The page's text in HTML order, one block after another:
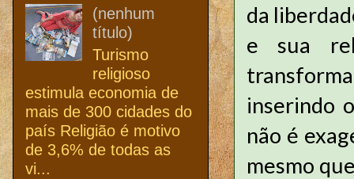
da
e sua
inserindo
não é
mesmo
(nenhum
título)
Turismo
religioso
estimula economia de
mais de 300 cidades do
país Religião é motivo
de 3,6% de todas as
vi...